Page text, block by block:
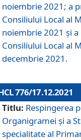
noiembrie 2021; a
Consiliului Local al
noiembrie 2021 și
Consiliului Local al
decembrie 2021.
776/17.12.2021
Titlu: Respingerea
Organigramei şi a
specialitate al